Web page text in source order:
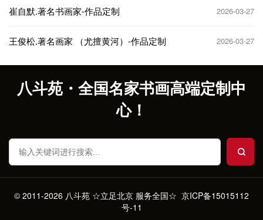
崔自默.著名书画家-作品定制 2026-03-27
王俊松.著名画家 （尤擅黄河）-作品定制 2026-03-27
八斗苑・全国名家书画高端定制中
心！
© 2011-2026 八斗苑 ☆立足北京 服务全国☆ 京ICP备15015112
号-11